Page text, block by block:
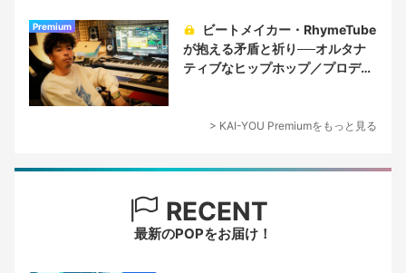
Premium
が抱える矛盾と祈り──オルタナ
ティブなヒップホップ／プロデュ
> KAI-YOU Premiumをもっと見る
RECENT
最新のPOPをお届け！